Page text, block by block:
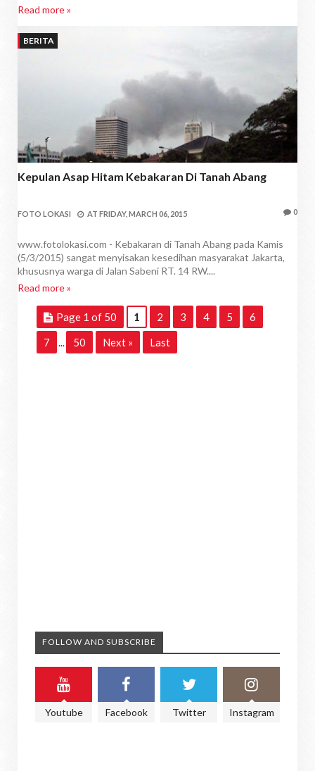
Read more »
BERITA
Kepulan Asap Hitam Kebakaran Di Tanah Abang
FOTO LOKASI AT FRIDAY, MARCH 06, 2015 0
www.fotolokasi.com - Kebakaran di Tanah Abang pada Kamis
(5/3/2015) sangat menyisakan kesedihan masyarakat Jakarta,
khususnya warga di Jalan Sabeni RT. 14 RW....
Read more »
Page 1 of 50 1 2 3 4 5
6
7
... 50 Next » Last
FOLLOW AND SUBSCRIBE
Youtube Facebook Twitter Instagram